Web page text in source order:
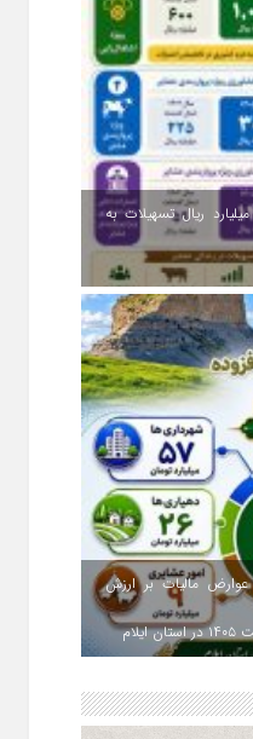
بیش از یک هزار و ۴۵۱ میلیارد ریال تسهیلات به
تومان عوارض مالیات بر ارزش